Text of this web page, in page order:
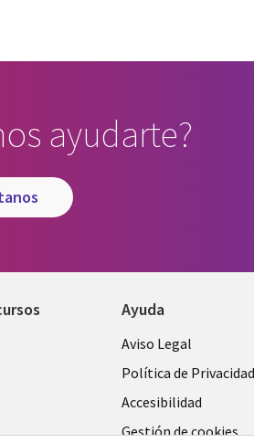
ayudarte?
Ayuda
Legal
SPAIN
Aviso Legal
Política de Privacidad
Accesibilidad
Gestión de cookies